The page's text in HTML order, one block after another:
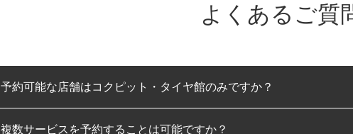
よくあるご質
予約可能な店舗はコクピット・タイヤ館のみですか？
コクピット・タイヤ館のみとなります。
複数サービスを予約することは可能ですか？